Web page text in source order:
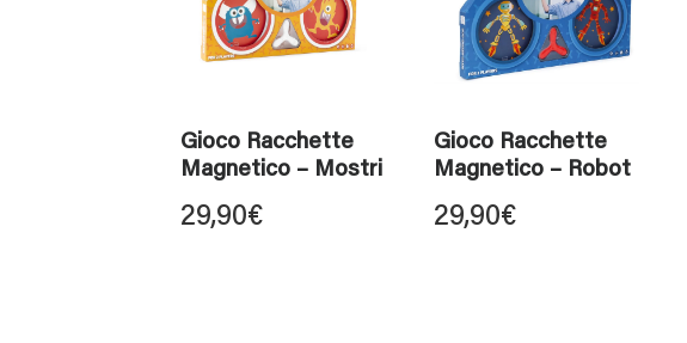
Gioco Racchette
Magnetico – Mostri
29,90€
Gioco Racchette
Magnetico – Robot
29,90€